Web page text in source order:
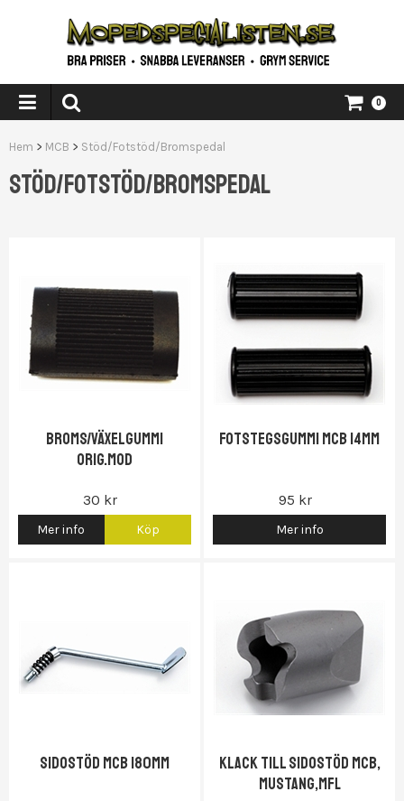
0
Hem > MCB > Stöd/Fotstöd/Bromspedal
STÖD/FOTSTÖD/BROMSPEDAL
Broms/växelgummi
orig.mod
30 kr
Mer info Köp
Fotstegsgummi MCB 14mm
95 kr
Mer info
Sidostöd MCB 180mm
Klack till sidostöd MCB,
Mustang,Mfl